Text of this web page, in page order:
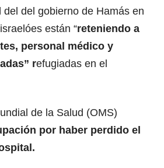
del del gobierno de Hamás en
están “reteniendo a
personal médico y
refugiadas en el
de la Salud (OMS)
por haber perdido el